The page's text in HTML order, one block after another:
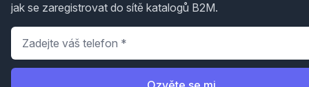
jak se zaregistrovat do sítě katalogů B2M.
Telefon